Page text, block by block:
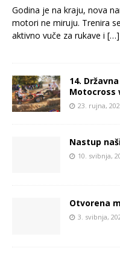
Godina je na kraju, nova
motori ne miruju. Trenira
aktivno vuče za rukave i […]
14.
Motocross
23. rujna,
Nastup
10. svibnja,
Otvorena
3. svibnja,